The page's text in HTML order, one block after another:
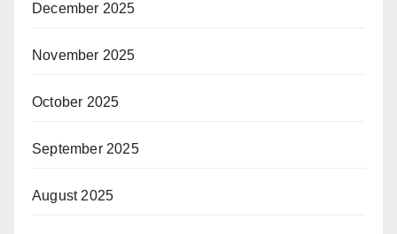
December 2025
November 2025
October 2025
September 2025
August 2025